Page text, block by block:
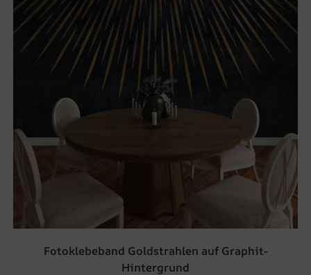
Fotoklebeband Goldstrahlen auf Graphit-
Hintergrund